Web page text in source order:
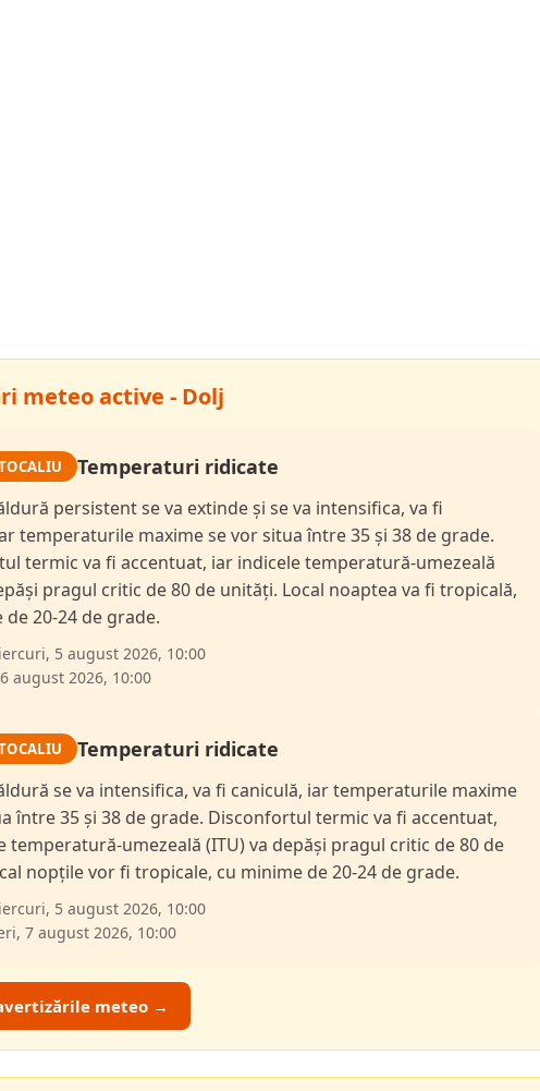
meteo active - Dolj
Temperaturi ridicate
persistent se va extinde și se va intensifica, va fi
temperaturile maxime se vor situa între 35 și 38 de grade.
termic va fi accentuat, iar indicele temperatură-umezeală
pragul critic de 80 de unități. Local noaptea va fi tropicală,
de 20-24 de grade.
5 august 2026, 10:00
august 2026, 10:00
Temperaturi ridicate
se va intensifica, va fi caniculă, iar temperaturile maxime
între 35 și 38 de grade. Disconfortul termic va fi accentuat,
temperatură-umezeală (ITU) va depăși pragul critic de 80 de
nopțile vor fi tropicale, cu minime de 20-24 de grade.
5 august 2026, 10:00
7 august 2026, 10:00
meteo →